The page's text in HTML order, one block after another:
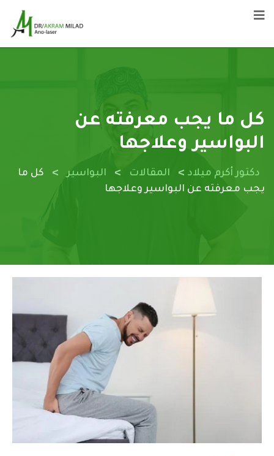
كل ما يجب معرفته عن
البواسير وعلاجها
دكتور أكرم ميلاد > المقالات > البواسير >
كل ما
يجب معرفته عن البواسير وعلاجها